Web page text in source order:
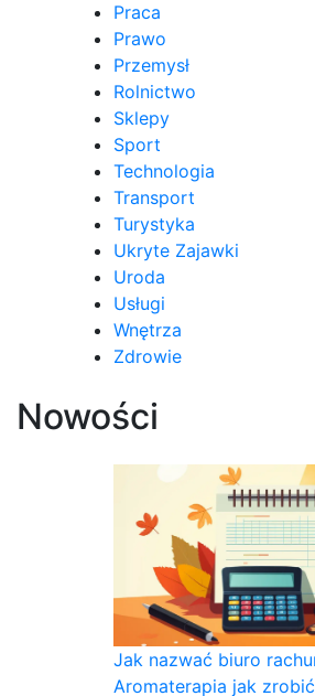
Praca
Prawo
Przemysł
Rolnictwo
Sklepy
Sport
Technologia
Transport
Turystyka
Ukryte Zajawki
Uroda
Usługi
Wnętrza
Zdrowie
Nowości
Jak nazwać biuro
Aromaterapia jak